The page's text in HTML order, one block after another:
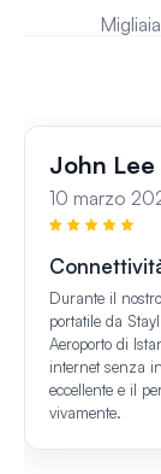
John Lee
10 marzo
Durante il
portatile da
Aeroporto di
internet senza
eccellente e il
vivamente.